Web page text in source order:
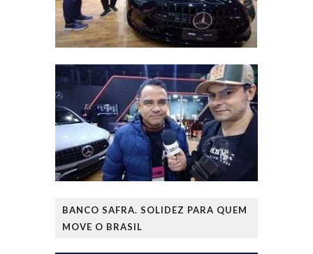
BANCO SAFRA. SOLIDEZ PARA QUEM
MOVE O BRASIL